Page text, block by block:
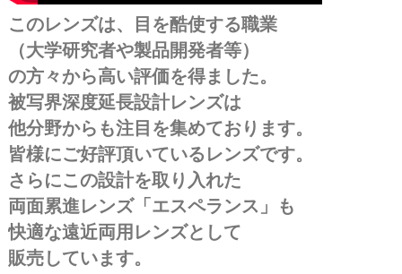
このレンズは、目を酷使する職業
（大学研究者や製品開発者等）
の方々から高い評価を得ました。
被写界深度延長設計レンズは
他分野からも注目を集めております。
皆様にご好評頂いているレンズです。
さらにこの設計を取り入れた
両面累進レンズ「エスペランス」も
快適な遠近両用レンズとして
販売しています。